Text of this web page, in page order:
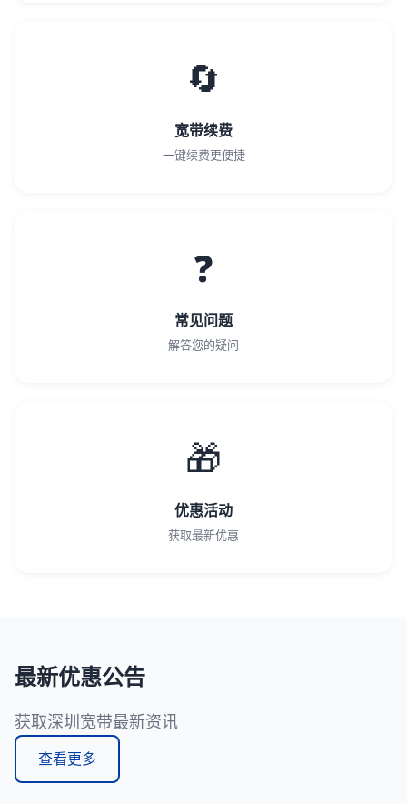
🔄
宽带续费
一键续费更便捷
❓
常见问题
解答您的疑问
🎁
优惠活动
获取最新优惠
最新优惠公告
获取深圳宽带最新资讯
查看更多